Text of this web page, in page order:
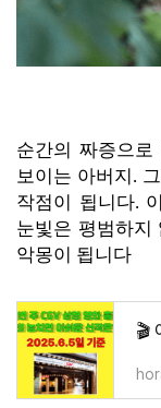
순간의 짜증으
보이는 아버지.
작점이 됩니다.
눈빛은 평범하지
악몽이 됩니다